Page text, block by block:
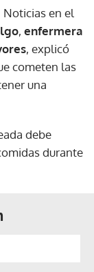
en el
, enfermera
, explicó
cometen las
una
debe
durante